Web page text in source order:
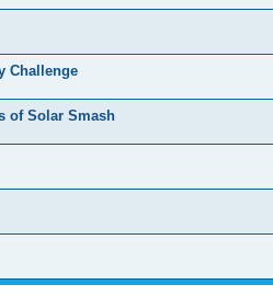
Challenge
of Solar Smash